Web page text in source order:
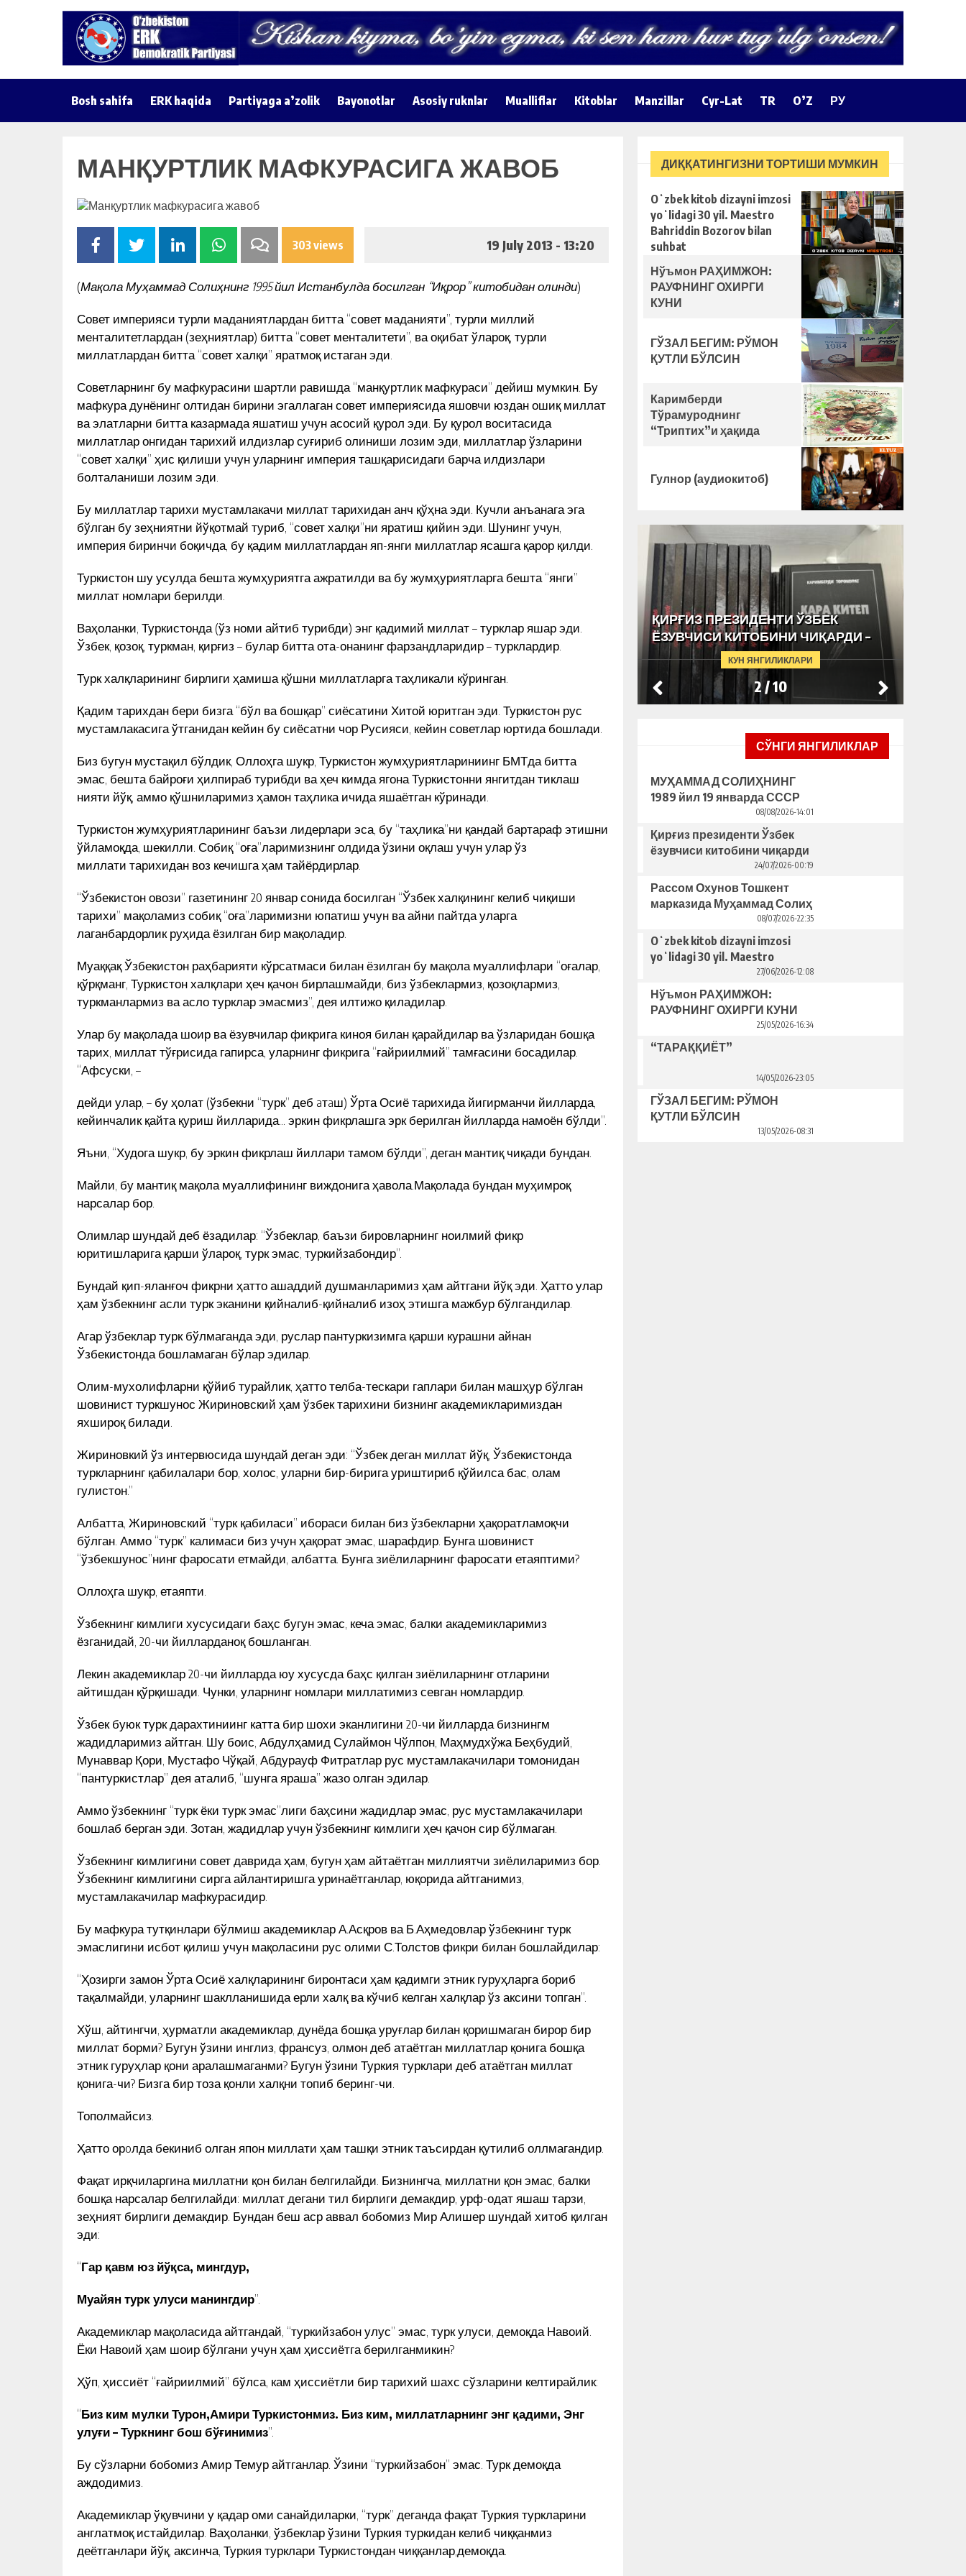
Bosh sahifa ERK haqida Partiyaga a’zolik Bayonotlar Asosiy ruknlar Mualliflar Kitoblar Manzillar Cyr-Lat TR O’Z РУ
МАНҚУРТЛИК МАФКУРАСИГА ЖАВОБ
303 views 19 July 2013 - 13:20
(Мақола Муҳаммад Солиҳнинг 1995 йил Истанбулда босилган “Иқрор” китобидан олинди)
Совет империяси турли маданиятлардан битта “совет маданияти”, турли миллий
менталитетлардан (зеҳниятлар) битта “совет менталитети”, ва оқибат ўлароқ, турли
миллатлардан битта “совет халқи” яратмоқ истаган эди.
Советларнинг бу мафкурасини шартли равишда “манқуртлик мафкураси” дейиш мумкин. Бу
мафкура дунёнинг олтидан бирини эгаллаган совет империясида яшовчи юздан ошиқ миллат
ва элатларни битта казармада яшатиш учун асосий қурол эди. Бу қурол воситасида
миллатлар онгидан тарихий илдизлар суғириб олиниши лозим эди, миллатлар ўзларини
“совет халқи” ҳис қилиши учун уларнинг империя ташқарисидаги барча илдизлари
болталаниши лозим эди.
Бу миллатлар тарихи мустамлакачи миллат тарихидан анч қўҳна эди. Кучли анъанага эга
бўлган бу зеҳниятни йўқотмай туриб, “совет халқи”ни яратиш қийин эди. Шунинг учун,
империя биринчи боқичда, бу қадим миллатлардан яп-янги миллатлар ясашга қарор қилди.
Туркистон шу усулда бешта жумҳуриятга ажратилди ва бу жумҳуриятларга бешта “янги”
миллат номлари берилди.
Ваҳоланки, Туркистонда (ўз номи айтиб турибди) энг қадимий миллат – турклар яшар эди.
Ўзбек, қозоқ, туркман, қирғиз – булар битта ота-онанинг фарзандларидир – турклардир.
Турк халқларининг бирлиги ҳамиша қўшни миллатларга таҳликали кўринган.
Қадим тарихдан бери бизга “бўл ва бошқар” сиёсатини Хитой юритган эди. Туркистон рус
мустамлакасига ўтганидан кейин бу сиёсатни чор Русияси, кейин советлар юртида бошлади.
Биз бугун мустақил бўлдик, Оллоҳга шукр, Туркистон жумҳуриятлариниинг БМТда битта
эмас, бешта байроғи ҳилпираб турибди ва ҳеч кимда ягона Туркистонни янгитдан тиклаш
нияти йўқ, аммо қўшниларимиз ҳамон таҳлика ичида яшаётган кўринади.
Туркистон жумҳуриятларининг баъзи лидерлари эса, бу “таҳлика”ни қандай бартараф этишни
ўйламоқда, шекилли. Собиқ “оға”ларимизнинг олдида ўзини оқлаш учун улар ўз
миллати тарихидан воз кечишга ҳам тайёрдирлар.
“Ўзбекистон овози” газетининг 20 январ сонида босилган “Ўзбек халқининг келиб чиқиши
тарихи” мақоламиз собиқ “оға”ларимизни юпатиш учун ва айни пайтда уларга
лаганбардорлик руҳида ёзилган бир мақоладир.
Муаққақ Ўзбекистон раҳбарияти кўрсатмаси билан ёзилган бу мақола муаллифлари “оғалар,
қўрқманг, Туркистон халқлари ҳеч қачон бирлашмайди, биз ўзбеклармиз, қозоқлармиз,
туркманлармиз ва асло турклар эмасмиз”, дея илтижо қиладилар.
Улар бу мақолада шоир ва ёзувчилар фикрига киноя билан қарайдилар ва ўзларидан бошқа
тарих, миллат тўғрисида гапирса, уларнинг фикрига “ғайриилмий” тамғасини босадилар.
“Афсуски, –
дейди улар, – бу ҳолат (ўзбекни “турк” деб aтaш) Ўрта Осиё тарихида йигирманчи йилларда,
кейинчалик қайта қуриш йилларида… эркин фикрлашга эрк берилган йилларда намоён бўлди”.
Яъни, “Худога шукр, бу эркин фикрлаш йиллари тамом бўлди”, деган мантиқ чиқади бундан.
Майли, бу мантиқ мақола муаллифининг виждонига ҳавола.Мақолада бундан муҳимроқ
нарсалар бор.
Олимлар шундай деб ёзадилар: “Ўзбеклар, баъзи бировларнинг ноилмий фикр
юритишларига қарши ўлароқ, турк эмас, туркийзабондир”.
Бундай қип-яланғоч фикрни ҳатто ашаддий душманларимиз ҳам айтгани йўқ эди. Ҳатто улар
ҳам ўзбекнинг асли турк эканини қийналиб-қийналиб изоҳ этишга мажбур бўлгандилар.
Агар ўзбеклар турк бўлмаганда эди, руслар пантуркизимга қарши курашни айнан
Ўзбекистонда бошламаган бўлар эдилар.
Олим-мухолифларни қўйиб турайлик, ҳатто телба-тескари гаплари билан машҳур бўлган
шовинист туркшунос Жириновский ҳам ўзбек тарихини бизнинг академикларимиздан
яхшироқ билади.
Жириновкий ўз интервюсида шундай деган эди: “Ўзбек деган миллат йўқ, Ўзбекистонда
туркларнинг қабилалари бор, холос, уларни бир-бирига уриштириб қўйилса бас, олам
гулистон.”
Албатта, Жириновский “турк қабиласи” ибораси билан биз ўзбекларни ҳақоратламоқчи
бўлган. Аммо “турк” калимаси биз учун ҳақорат эмас, шарафдир. Бунга шовинист
“ўзбекшунос”нинг фаросати етмайди, албатта. Бунга зиёлиларнинг фаросати етаяптими?
Оллоҳга шукр, етаяпти.
Ўзбекнинг кимлиги хусусидаги баҳс бугун эмас, кеча эмас, балки академикларимиз
ёзганидай, 20-чи йилларданоқ бошланган.
Лекин академиклар 20-чи йилларда юу хусусда баҳс қилган зиёлиларнинг отларини
айтишдан қўрқишади. Чунки, уларнинг номлари миллатимиз севган номлардир.
Ўзбек буюк турк дарахтиниинг катта бир шохи эканлигини 20-чи йилларда бизнингм
жадидларимиз айтган. Шу боис, Абдулҳамид Сулаймон Чўлпон, Маҳмудхўжа Беҳбудий,
Мунаввар Қори, Мустафо Чўқай, Абдурауф Фитратлар рус мустамлакачилари томонидан
“пантуркистлар” дея аталиб, “шунга яраша” жазо олган эдилар.
Аммо ўзбекнинг “турк ёки турк эмас”лиги баҳсини жадидлар эмас, рус мустамлакачилари
бошлаб берган эди. Зотан, жадидлар учун ўзбекнинг кимлиги ҳеч қачон сир бўлмаган.
Ўзбекнинг кимлигини совет даврида ҳам, бугун ҳам айтаётган миллиятчи зиёлиларимиз бор.
Ўзбекнинг кимлигини сирга айлантиришга уринаётганлар, юқорида айтганимиз,
мустамлакачилар мафкурасидир.
Бу мафкура тутқинлари бўлмиш академиклар А.Асқров ва Б.Аҳмедовлар ўзбекнинг турк
эмаслигини исбот қилиш учун мақоласини рус олими С.Толстов фикри билан бошлайдилар:
“Ҳозирги замон Ўрта Осиё халқларининг биронтаси ҳам қадимги этник гуруҳларга бориб
тақалмайди, уларнинг шаклланишида ерли халқ ва кўчиб келган халқлар ўз аксини топган”.
Хўш, айтингчи, ҳурматли академиклар, дунёда бошқа уруғлар билан қоришмаган бирор бир
миллат борми? Бугун ўзини инглиз, франсуз, олмон деб атаётган миллатлар қонига бошқа
этник гуруҳлар қони аралашмаганми? Бугун ўзини Туркия турклари деб атаётган миллат
қонига-чи? Бизга бир тоза қонли халқни топиб беринг-чи.
Тополмайсиз.
Ҳатто орoлда бекиниб олган япон миллати ҳам ташқи этник таъсирдан қутилиб оллмагандир.
Фақат ирқчиларгина миллатни қон билан белгилайди. Бизнингча, миллатни қон эмас, балки
бошқа нарсалар белгилайди: миллат дегани тил бирлиги демакдир, урф-одат яшаш тарзи,
зеҳният бирлиги демакдир. Бундан беш аср аввал бобомиз Мир Алишер шундай хитоб қилган
эди:
“Гар қавм юз йўқса, мингдур,
Муайян турк улуси манингдир”.
Академиклар мақоласида айтгандай, “туркийзабон улус” эмас, турк улуси, демоқда Навоий.
Ёки Навоий ҳам шоир бўлгани учун ҳам ҳиссиётга берилганмикин?
Ҳўп, ҳиссиёт “ғайриилмий” бўлса, кам ҳиссиётли бир тарихий шахс сўзларини келтирайлик:
“Биз ким мулки Турон,Амири Туркистонмиз. Биз ким, миллатларнинг энг қадими, Энг
улуғи – Туркнинг бош бўғинимиз”.
Бу сўзларни бобомиз Амир Темур айтганлар. Ўзини “туркийзабон” эмас. Турк демоқда
аждодимиз.
Академиклар ўқувчини у қадар оми санайдиларки, “турк” деганда фақат Туркия туркларини
англатмоқ истайдилар. Ваҳоланки, ўзбеклар ўзини Туркия туркидан келиб чиққанмиз
деётганлари йўқ, аксинча, Туркия турклари Туркистондан чиққанлар,демоқда.
ДИҚҚАТИНГИЗНИ ТОРТИШИ МУМКИН
Oʻzbek kitob dizayni imzosi
yoʻlidagi 30 yil. Maestro
Bahriddin Bozorov bilan
suhbat
Нўъмон РАҲИМЖОН:
РАУФНИНГ ОХИРГИ
КУНИ
ГЎЗАЛ БЕГИМ: РЎМОН
ҚУТЛИ БЎЛСИН
Каримберди
Тўрамуроднинг
“Триптих”и ҳақида
Гулнор (аудиокитоб)
19 ЯНВАРДА СССР ЁЗУВЧИЛАР
УЮШМАСИ ПЛЕНУМИДАГИ НУТҚИ
ЁЗУВЧИСИ КИТОБИНИ ЧИҚАРДИ –
БУНИНГ ОРТИДА ҚАНДАЙ
САБАБЛАР ТУРИБДИ?
КУН ЯНГИЛИКЛАРИ
РАССОМ ОХУНОВ ТОШКЕНТ
МАРКАЗИДА МУҲАММАД СОЛИҲ
ЯCАГАН ҲАЙКАЛНИ ЎРНАТИШНИ
ТАКЛИФ ҚИЛДИ
3/10
СЎНГИ ЯНГИЛИКЛАР
МУҲАММАД СОЛИҲНИНГ
1989 йил 19 январда СССР
ЁЗУВЧИЛАР УЮШМАСИ
ПЛЕНУМИДАГИ НУТҚИ
08/08/2026-14:01
Қирғиз президенти Ўзбек
ёзувчиси китобини чиқарди
– бунинг ортида қандай
сабаблар турибди?
24/07/2026-00:19
Рассом Охунов Тошкент
марказида Муҳаммад Солиҳ
яcаган ҳайкални ўрнатишни
таклиф қилди
08/07/2026-22:35
Oʻzbek kitob dizayni imzosi
yoʻlidagi 30 yil. Maestro
Bahriddin Bozorov bilan suhbat
27/06/2026-12:08
Нўъмон РАҲИМЖОН:
РАУФНИНГ ОХИРГИ КУНИ
25/05/2026-16:34
“ТАРАҚҚИЁТ”
14/05/2026-23:05
ГЎЗАЛ БЕГИМ: РЎМОН
ҚУТЛИ БЎЛСИН
13/05/2026-08:31